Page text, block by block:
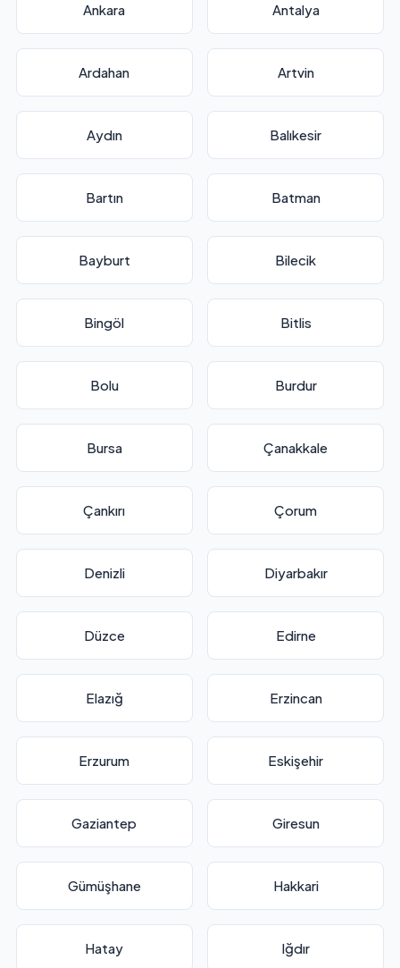
Ankara Antalya
Ardahan Artvin
Aydın Balıkesir
Bartın Batman
Bayburt Bilecik
Bingöl Bitlis
Bolu Burdur
Bursa Çanakkale
Çankırı Çorum
Denizli Diyarbakır
Düzce Edirne
Elazığ Erzincan
Erzurum Eskişehir
Gaziantep Giresun
Gümüşhane Hakkari
Hatay Iğdır